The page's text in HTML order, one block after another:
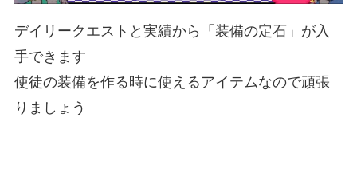
デイリークエストと実績から「装備の定石」が入
手できます
使徒の装備を作る時に使えるアイテムなので頑張
りましょう